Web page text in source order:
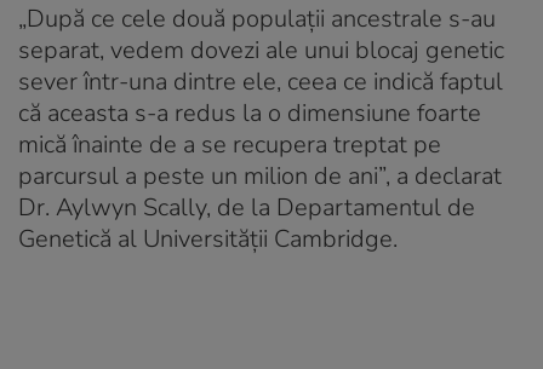
„După ce cele două populații ancestrale s-au
separat, vedem dovezi ale unui blocaj genetic
sever într-una dintre ele, ceea ce indică faptul
că aceasta s-a redus la o dimensiune foarte
mică înainte de a se recupera treptat pe
parcursul a peste un milion de ani”, a declarat
Dr. Aylwyn Scally, de la Departamentul de
Genetică al Universității Cambridge.